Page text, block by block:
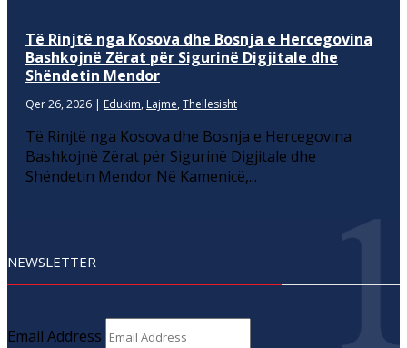
Të Rinjtë nga Kosova dhe Bosnja e Hercegovina
Bashkojnë Zërat për Sigurinë Digjitale dhe
Shëndetin Mendor
Qer 26, 2026 | Edukim, Lajme, Thellesisht
Të Rinjtë nga Kosova dhe Bosnja e Hercegovina
Bashkojnë Zërat për Sigurinë Digjitale dhe
Shëndetin Mendor Në Kamenicë,...
NEWSLETTER
Email Address